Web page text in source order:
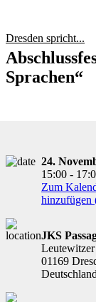
Dresden spricht...
Sprachen“
24.
15:00 -
Zum
hinzufügen
JKS
01169
Deutschland